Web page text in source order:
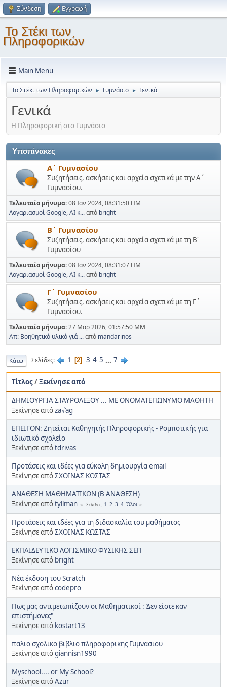
Σύνδεση Εγγραφή
Το Στέκι των
Πληροφορικών
Main Menu
Το Στέκι των Πληροφορικών ► Γυμνάσιο ► Γενικά
Γενικά
Η Πληροφορική στο Γυμνάσιο
Υποπίνακες
Α΄ Γυμνασίου
Συζητήσεις, ασκήσεις και αρχεία σχετικά με την Α΄
Γυμνασίου.
Τελευταίο μήνυμα:08 Ιαν 2024, 08:31:50 ΠΜ
Λογαριασμοί Google, AI κ...από bright
Β΄ Γυμνασίου
Συζητήσεις, ασκήσεις και αρχεία σχετικά με τη Β'
Γυμνασίου
Τελευταίο μήνυμα:08 Ιαν 2024, 08:31:07 ΠΜ
Λογαριασμοί Google, AI κ...από bright
Γ΄ Γυμνασίου
Συζητήσεις, ασκήσεις και αρχεία σχετικά με τη Γ΄
Γυμνασίου.
Τελευταίο μήνυμα:27 Μαρ 2026, 01:57:50 ΜΜ
Απ: Βοηθητικό υλικό γιά ...από mandarinos
Κάτω Σελίδες 1 2 3 4 5 ... 7
Τίτλος/Ξεκίνησε από
ΔΗΜΙΟΥΡΓΙΑ ΣΤΑΥΡΟΛΕΞΟΥ ... ΜΕ ΟΝΟΜΑΤΕΠΩΝΥΜΟ ΜΑΘΗΤΗ
Ξεκίνησε απόza√‘ag
ΕΠΕΙΓΟΝ: Ζητείται Καθηγητής Πληροφορικής - Ρομποτικής για
ιδιωτικό σχολείο
Ξεκίνησε απόtdrivas
Προτάσεις και ιδέες για εύκολη δημιουργία email
Ξεκίνησε απόΣΧΟΙΝΑΣ ΚΩΣΤΑΣ
ΑΝΑΘΕΣΗ ΜΑΘΗΜΑΤΙΚΩΝ (Β ΑΝΑΘΕΣΗ)
Ξεκίνησε απόtyllman Σελίδες 1 2 3 4 Όλοι
Προτάσεις και ιδέες για τη διδασκαλία του μαθήματος
Ξεκίνησε απόΣΧΟΙΝΑΣ ΚΩΣΤΑΣ
ΕΚΠΑΙΔΕΥΤΙΚΟ ΛΟΓΙΣΜΙΚΟ ΦΥΣΙΚΗΣ ΣΕΠ
Ξεκίνησε από bright
Nέα έκδοση του Scratch
Ξεκίνησε απόcodepro
Πως μας αντιμετωπίζουν οι Μαθηματικοί :"Δεν είστε καν
επιστήμονες"
Ξεκίνησε από kostart13
παλιο σχολικο βιβλιο πληροφορικης Γυμνασιου
Ξεκίνησε απόgiannisn1990
Myschool.... or My School?
Ξεκίνησε απόAzur